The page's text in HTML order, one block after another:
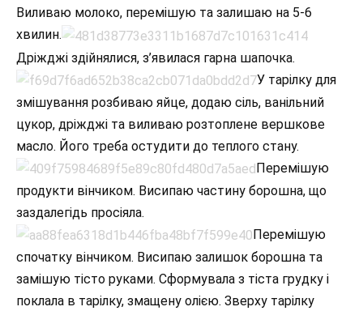
Виливаю молоко, перемішую та залишаю на 5-6
хвилин.
Дріжджі здійнялися, з’явилася гарна шапочка.
У тарілку для
змішування розбиваю яйце, додаю сіль, ванільний
цукор, дріжджі та виливаю розтоплене вершкове
масло. Його треба остудити до теплого стану.
Перемішую
продукти вінчиком. Висипаю частину борошна, що
заздалегідь просіяла.
Перемішую
спочатку вінчиком. Висипаю залишок борошна та
замішую тісто руками. Сформувала з тіста грудку і
поклала в тарілку, змащену олією. Зверху тарілку